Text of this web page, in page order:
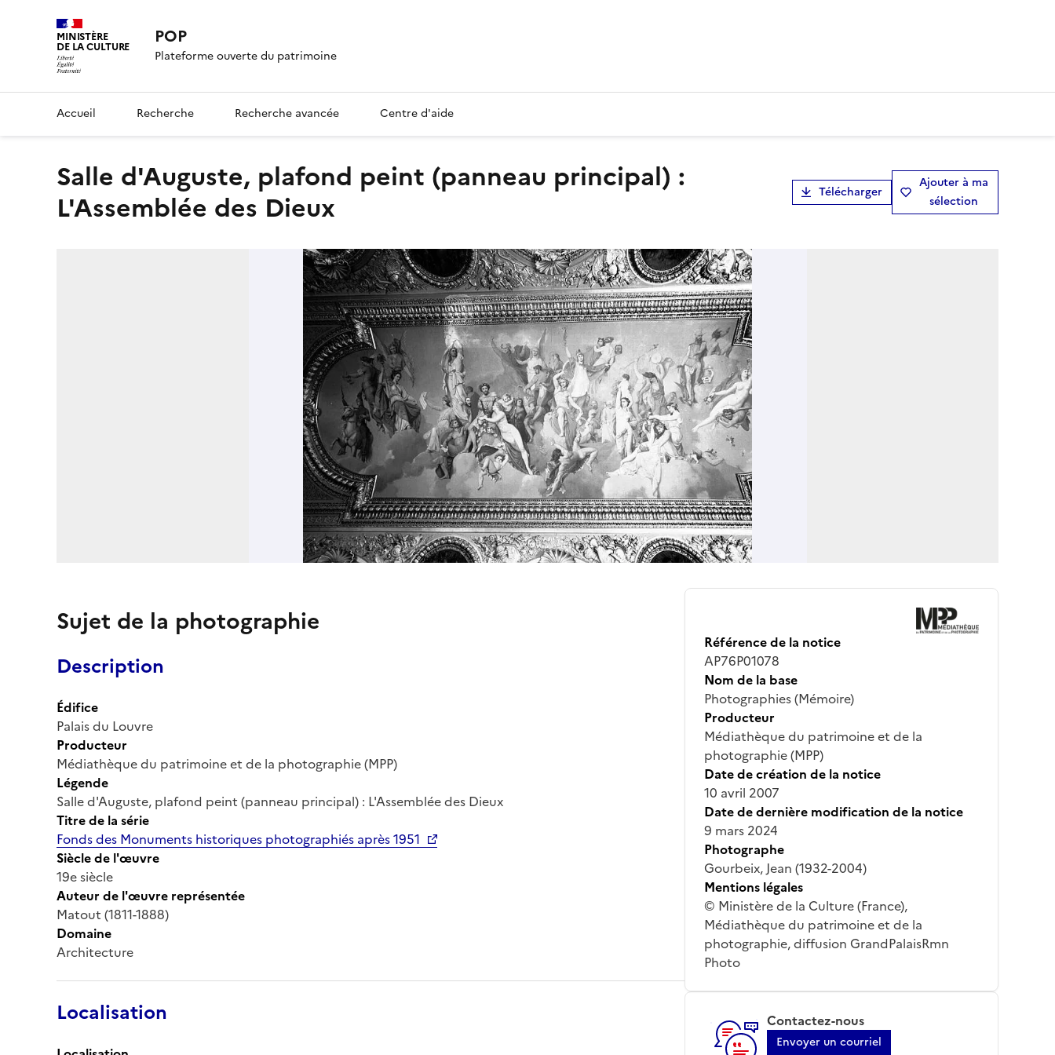
MINISTÈRE
DE LA CULTURE POP
Plateforme ouverte du patrimoine
Accueil Recherche Recherche avancée Centre d'aide
Salle d'Auguste, plafond peint (panneau principal) :
L'Assemblée des Dieux
Télécharger
Ajouter à ma
sélection
Sujet de la photographie
Description
Édifice
Palais du Louvre
Producteur
Médiathèque du patrimoine et de la photographie (MPP)
Légende
Salle d'Auguste, plafond peint (panneau principal) : L'Assemblée des Dieux
Titre de la série
Fonds des Monuments historiques photographiés après 1951
Siècle de l'œuvre
19e siècle
Auteur de l'œuvre représentée
Matout (1811-1888)
Domaine
Architecture
Localisation
Référence de la notice
AP76P01078
Nom de la base
Photographies (Mémoire)
Producteur
Médiathèque du patrimoine et de la
photographie (MPP)
Date de création de la notice
10 avril 2007
Date de dernière modification de la notice
9 mars 2024
Photographe
Gourbeix, Jean (1932-2004)
Mentions légales
© Ministère de la Culture (France),
Médiathèque du patrimoine et de la
photographie, diffusion GrandPalaisRmn
Photo
Contactez-nous
Envoyer un courriel